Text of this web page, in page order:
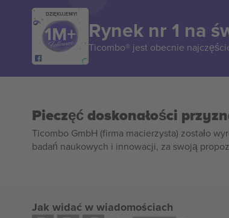
DZIĘKUJEMY!
Rynek nr 1 na
Ticombo® jest obecnie
Pieczęć doskonałości
Ticombo GmbH (firma macierzysta) zostało
badań naukowych i innowacji, za swoją
Jak widać w wiadomościach